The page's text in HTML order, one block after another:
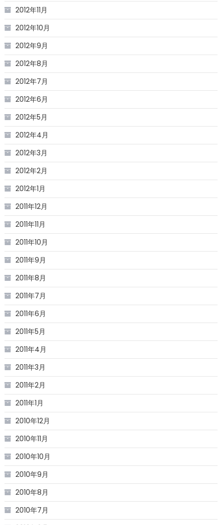
2012年11月
2012年10月
2012年9月
2012年8月
2012年7月
2012年6月
2012年5月
2012年4月
2012年3月
2012年2月
2012年1月
2011年12月
2011年11月
2011年10月
2011年9月
2011年8月
2011年7月
2011年6月
2011年5月
2011年4月
2011年3月
2011年2月
2011年1月
2010年12月
2010年11月
2010年10月
2010年9月
2010年8月
2010年7月